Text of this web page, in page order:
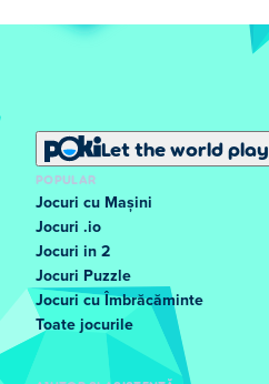
Let the world play
POPULAR
Jocuri cu Mașini
Jocuri .io
Jocuri in 2
Jocuri Puzzle
Jocuri cu Îmbrăcăminte
Toate jocurile